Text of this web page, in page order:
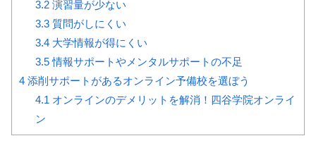
3.2演習量が少ない
3.3質問がしにくい
3.4大学情報が得にくい
3.5情報サポートやメンタルサポートの不足
4 添削サポートがあるオンライン予備校を選ぼう
4.1 オンラインのデメリットを解消！四谷学院オンライ
ン